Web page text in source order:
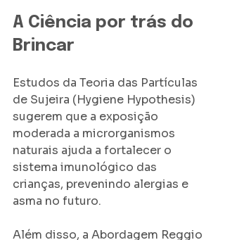
​A Ciência por trás do
Brincar
Estudos da Teoria das Partículas
de Sujeira (Hygiene Hypothesis)
sugerem que a exposição
moderada a microrganismos
naturais ajuda a fortalecer o
sistema imunológico das
crianças, prevenindo alergias e
asma no futuro.
​Além disso, a Abordagem Reggio